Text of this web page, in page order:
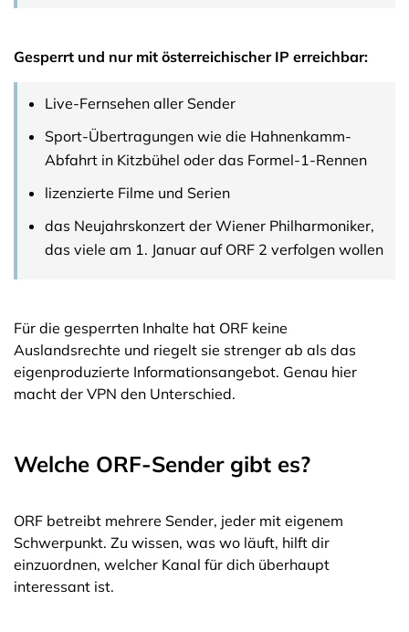
Gesperrt und nur mit österreichischer IP erreichbar:
Live-Fernsehen aller Sender
Sport-Übertragungen wie die Hahnenkamm-
Abfahrt in Kitzbühel oder das Formel-1-Rennen
lizenzierte Filme und Serien
das Neujahrskonzert der Wiener Philharmoniker,
das viele am 1. Januar auf ORF 2 verfolgen wollen
Für die gesperrten Inhalte hat ORF keine
Auslandsrechte und riegelt sie strenger ab als das
eigenproduzierte Informationsangebot. Genau hier
macht der VPN den Unterschied.
Welche ORF-Sender gibt es?
ORF betreibt mehrere Sender, jeder mit eigenem
Schwerpunkt. Zu wissen, was wo läuft, hilft dir
einzuordnen, welcher Kanal für dich überhaupt
interessant ist.